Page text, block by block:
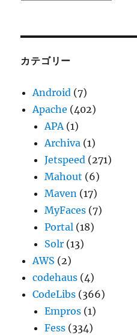
ブ
カテゴリー
Android (7)
Apache (402)
APA(1)
Archiva (1)
Jetspeed (271)
Mahout (6)
Maven (17)
MyFaces (7)
Portal (18)
Solr (13)
AWS (2)
codehaus (4)
CodeLibs (366)
Empros (1)
Fess (334)